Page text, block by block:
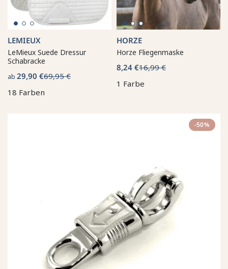
LEMIEUX
LeMieux Suede Dressur
Schabracke
ab 29,90 €69,95 €
18 Farben
HORZE
Horze Fliegenmaske
8,24 €16,99 €
1 Farbe
-50%